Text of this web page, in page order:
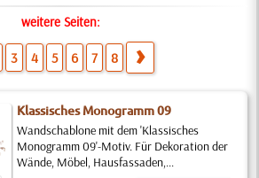
weitere Seiten:
3 4 5 6 7 8
Klassisches Monogramm 09
Wandschablone mit dem 'Klassisches
Monogramm 09'-Motiv. Für Dekoration der
Wände, Möbel, Hausfassaden,...